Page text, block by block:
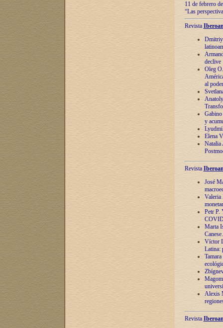
11 de febrero
“Las
Revista
Dmitriy
declive
Oleg
al poder
y
Elena
Natalia
Revista
José
Valeria
Petr P.
Marta
Víctor
Latina:
Alexis
Revista